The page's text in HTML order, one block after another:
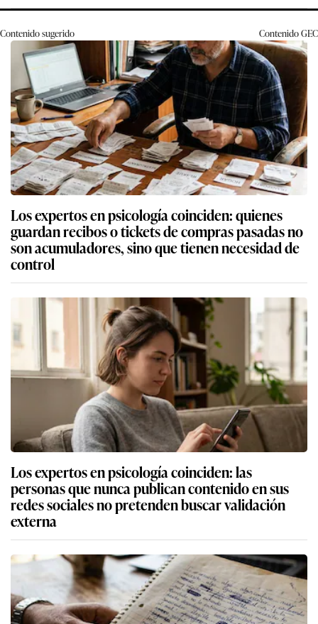
Contenido sugerido ContenidoGEC
Los expertos en psicología coinciden: quienes
guardan recibos o tickets de compras pasadas no
son acumuladores, sino que tienen necesidad de
control
Los expertos en psicología coinciden: las
personas que nunca publican contenido en sus
redes sociales no pretenden buscar validación
externa